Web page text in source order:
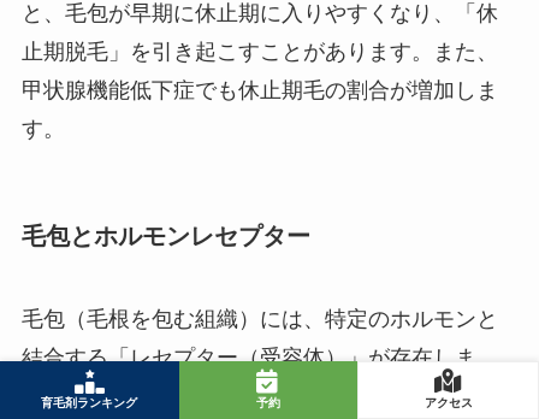
育毛剤ランキング 予約 アクセス
と、毛包が早期に休止期に入りやすくなり、「休
止期脱毛」を引き起こすことがあります。また、
甲状腺機能低下症でも休止期毛の割合が増加しま
す。
毛包とホルモンレセプター
毛包（毛根を包む組織）には、特定のホルモンと
結合する「レセプター（受容体）」が存在しま
す。ホルモンがこのレセプターに作用すること